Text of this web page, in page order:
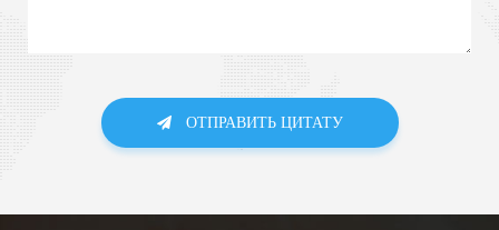
ОТПРАВИТЬ ЦИТАТУ